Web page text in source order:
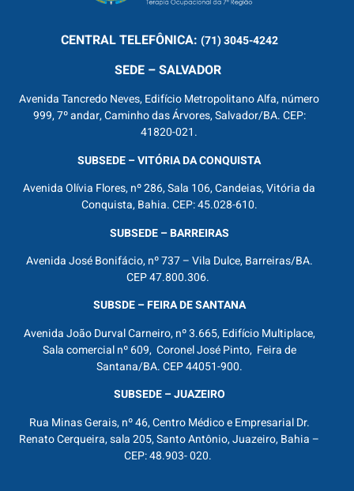
CENTRALTELEFÔNICA: (71) 3045-4242
SEDE – SALVADOR
Avenida Tancredo Neves, Edifício Metropolitano Alfa, número
999, 7º andar, Caminho das Árvores, Salvador/BA. CEP:
41820-021.
SUBSEDE – VITÓRIA DA CONQUISTA
Avenida Olívia Flores, nº 286, Sala 106, Candeias, Vitória da
Conquista, Bahia. CEP: 45.028-610.
SUBSEDE – BARREIRAS
Avenida José Bonifácio, nº 737 – Vila Dulce, Barreiras/BA.
CEP 47.800.306.
SUBSDE – FEIRA DE SANTANA
Avenida João Durval Carneiro, nº 3.665, Edifício Multiplace,
Sala comercial nº 609, Coronel José Pinto, Feira de
Santana/BA. CEP 44051-900.
SUBSEDE – JUAZEIRO
Rua Minas Gerais, nº 46, Centro Médico e Empresarial Dr.
Renato Cerqueira, sala 205, Santo Antônio, Juazeiro, Bahia –
CEP: 48.903- 020.